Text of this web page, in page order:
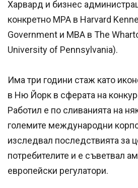
Харвард и бизнес
конкретно MPA в Harvard
Government и MBA в The
University of Pennsylvania).
Има три години стаж като
в Ню Йорк в сферата на
Работил е по сливанията на
големите международни
изследвал последствията за
потребителите и е съветвал
европейски регулатори.